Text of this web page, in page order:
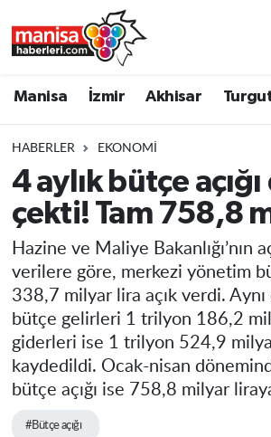
Manisa İzmir Akhisar
HABERLER EKONOMI
4 aylık bütçe
çekti! Tam 758,8
Hazine ve Maliye Bakanlığı’nın
verilere göre, merkezi yönetim
338,7 milyar lira açık verdi.
bütçe gelirleri 1 trilyon 186,2
giderleri ise 1 trilyon 524,9
kaydedildi. Ocak-nisan
bütçe açığı ise 758,8 milyar
#Bütçe açığı
Turgutlu
Salihli
Saruhanlı
Soma
Resmi İlanlar
Manisa Nöbetçi Eczaneler
Manisa Trafik Yoğunluk Haritası
Süper Lig Puan Durumu ve
Tüm Manşetler
Son Dakika Haberleri
Haber Arşivi